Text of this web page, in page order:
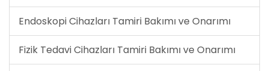
Endoskopi Cihazları Tamiri Bakımı ve Onarımı
Fizik Tedavi Cihazları Tamiri Bakımı ve Onarımı